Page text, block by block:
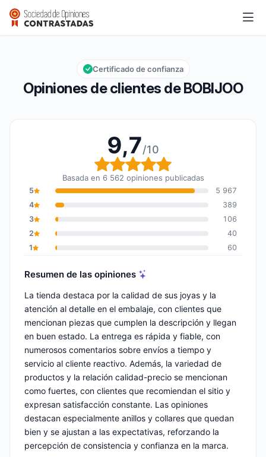
BOBIJOO
Calificación global: 9,7 de 10
9,7/10
Opiniones de clientes de BOBIJOO
Certificado de confianza
9,7/10
Calificación global: 9,7
Basada en 6 562 opiniones publicadas
5
5 967
4
389
3
106
2
40
1
60
Resumen de las opiniones
La tienda destaca por la calidad de sus joyas y la
atención al detalle en el embalaje, con clientes que
mencionan piezas que cumplen la descripción y llegan
en buen estado. La entrega es rápida y fiable, con
numerosos comentarios sobre envíos a tiempo y
servicio al cliente reactivo. Además, la variedad de
productos y la relación calidad-precio se mencionan
como fuertes, con clientes que recomiendan el sitio y
expresan satisfacción constante. Las opiniones
destacan especialmente anillos y collares que quedan
bien y se ajustan a las expectativas, reforzando la
percepción de consistencia y confianza en la marca.